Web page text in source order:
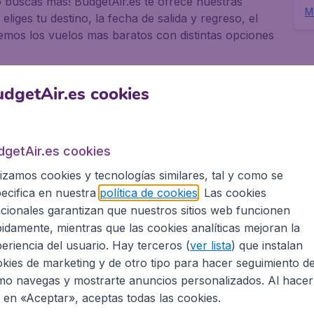
tu destino, la fecha de salida y regreso, el
los vuelos mas baratos con distintas opciones
te damos
de vuelo!
amigos o con toda la familia, BudgetAir.es
vuelos con mas de 500 aerolineas, incluido low-
en BudgetAir.es?
a nuestra colaboracion con Booking.com
cookies
cookies
cookies y tecnologías similares, tal y como se
en nuestra política de cookies . Las cookies
garantizan que nuestros sitios web funcionen
mientras que las cookies analíticas mejoran la
del usuario. Hay terceros (ver lista) que instalan
de marketing y de otro tipo para hacer seguimiento de
navegas y mostrarte anuncios personalizados. Al hacer
en «Aceptar», aceptas todas las cookies.